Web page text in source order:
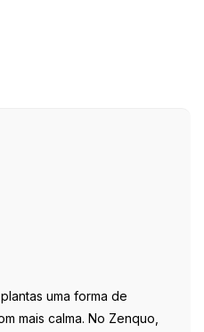
uma forma de
mais calma. No Zenquo,